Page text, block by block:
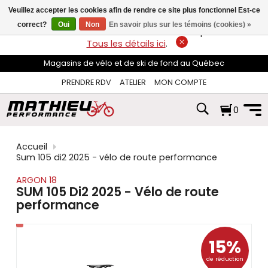
flèches
haut
et
pour
sélectionner
disponible.
Appuyez
pour
accéder
résultat
de
recherche
sélectionné.
LIVRAISON GRATUITEsur les commandes de plus de 74$*.
Tous les détails ici.
Magasins de vélo et de ski de fond au Québec
PRENDRE RDV
ATELIER MON COMPTE
0
Accueil
Sum 105 di2 2025 - vélo de route performance
ARGON 18
SUM 105 Di2 2025 - Vélo de route
performance
15%
de réduction
Veuillez accepter les cookies afin de rendre ce site plus fonctionnel Est-ce
correct?
Oui Non En savoir plus sur les témoins (cookies) »